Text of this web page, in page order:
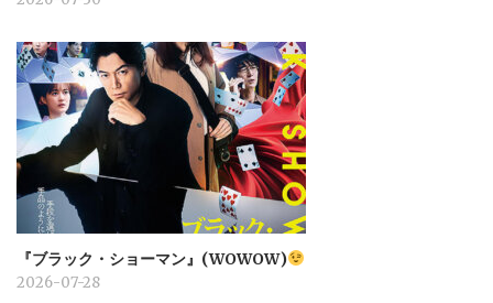
『ブラック・ショーマン』(WOWOW)
2026-07-28